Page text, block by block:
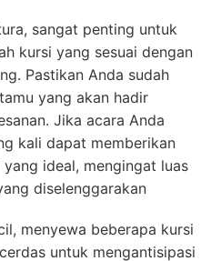
sangat penting untuk
kursi yang sesuai dengan
Pastikan Anda sudah
yang akan hadir
Jika acara Anda
kali dapat memberikan
ideal, mengingat luas
diselenggarakan
menyewa beberapa kursi
untuk mengantisipasi